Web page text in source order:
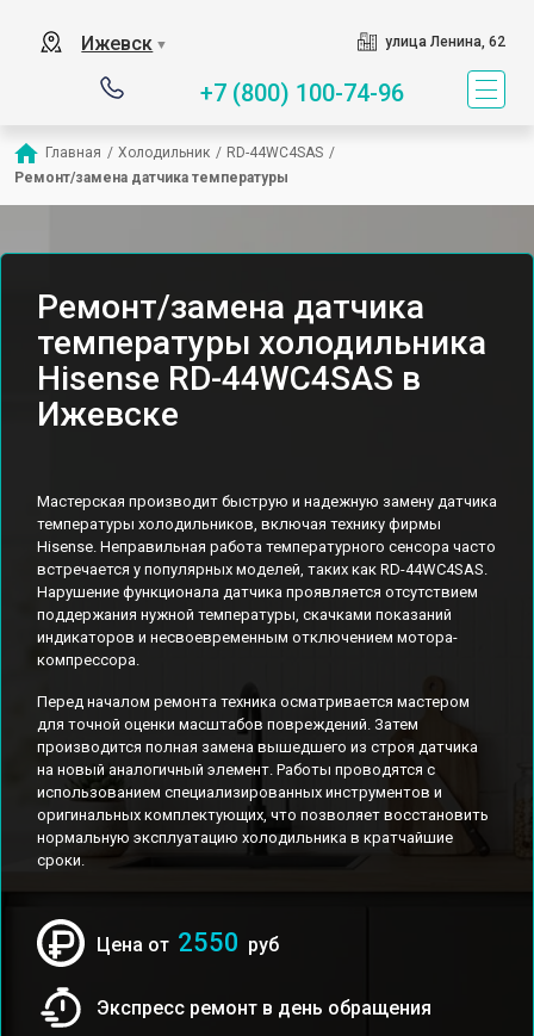
Ижевск ▼ улица Ленина, 62
+7 (800) 100-74-96
Главная / Холодильник / RD-44WC4SAS /
Ремонт/замена датчика температуры
Ремонт/замена датчика
температуры холодильника
Hisense RD-44WC4SAS в
Ижевске
Мастерская производит быструю и надежную замену датчика
температуры холодильников, включая технику фирмы
Hisense. Неправильная работа температурного сенсора часто
встречается у популярных моделей, таких как RD-44WC4SAS.
Нарушение функционала датчика проявляется отсутствием
поддержания нужной температуры, скачками показаний
индикаторов и несвоевременным отключением мотора-
компрессора.
Перед началом ремонта техника осматривается мастером
для точной оценки масштабов повреждений. Затем
производится полная замена вышедшего из строя датчика
на новый аналогичный элемент. Работы проводятся с
использованием специализированных инструментов и
оригинальных комплектующих, что позволяет восстановить
нормальную эксплуатацию холодильника в кратчайшие
сроки.
Цена от 2550 руб
Экспресс ремонт в день обращения